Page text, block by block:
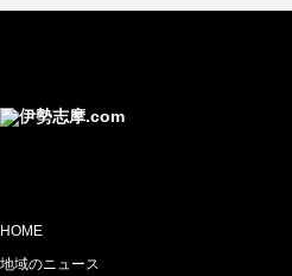
HOME
地域のニュース